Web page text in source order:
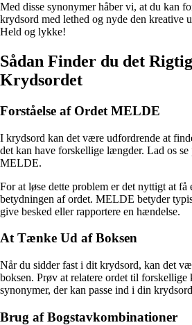
Med disse synonymer håber vi, at du kan
krydsord med lethed og nyde den kreative
Held og lykke!
Sådan Finder du det
Krydsordet
Forståelse af Ordet MELDE
I krydsord kan det være udfordrende at
det kan have forskellige længder. Lad os se
MELDE.
For at løse dette problem er det nyttigt at få
betydningen af ordet. MELDE betyder
give besked eller rapportere en hændelse.
At Tænke Ud af Boksen
Når du sidder fast i dit krydsord, kan det
boksen. Prøv at relatere ordet til
synonymer, der kan passe ind i din
Brug af Bogstavkombinationer